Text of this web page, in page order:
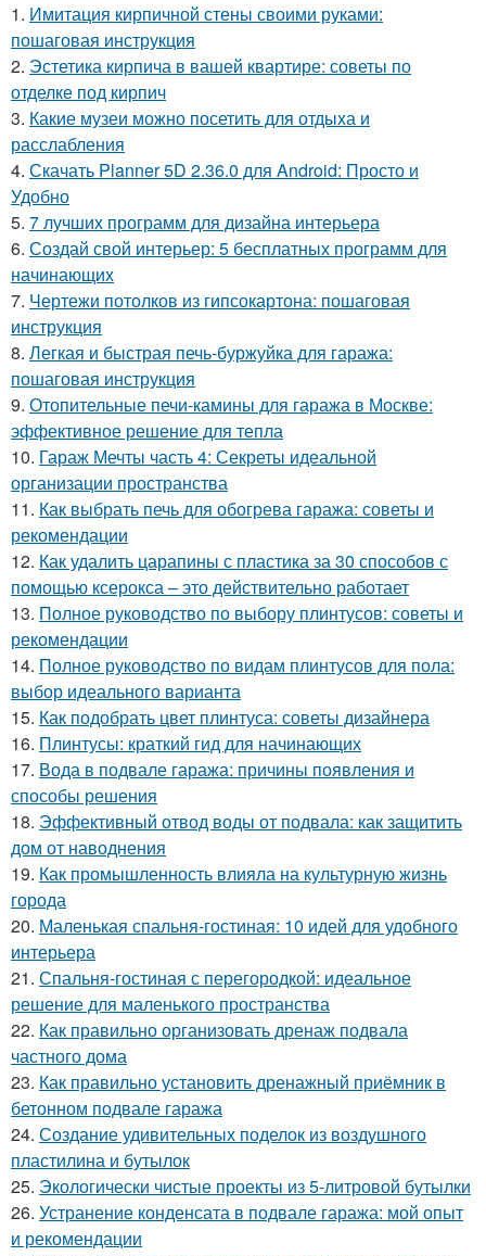
1. Имитация кирпичной стены своими руками:
пошаговая инструкция
2. Эстетика кирпича в вашей квартире: советы по
отделке под кирпич
3. Какие музеи можно посетить для отдыха и
расслабления
4. Скачать Planner 5D 2.36.0 для Android: Просто и
Удобно
5. 7 лучших программ для дизайна интерьера
6. Создай свой интерьер: 5 бесплатных программ для
начинающих
7. Чертежи потолков из гипсокартона: пошаговая
инструкция
8. Легкая и быстрая печь-буржуйка для гаража:
пошаговая инструкция
9. Отопительные печи-камины для гаража в Москве:
эффективное решение для тепла
10. Гараж Мечты часть 4: Секреты идеальной
организации пространства
11. Как выбрать печь для обогрева гаража: советы и
рекомендации
12. Как удалить царапины с пластика за 30 способов с
помощью ксерокса – это действительно работает
13. Полное руководство по выбору плинтусов: советы и
рекомендации
14. Полное руководство по видам плинтусов для пола:
выбор идеального варианта
15. Как подобрать цвет плинтуса: советы дизайнера
16. Плинтусы: краткий гид для начинающих
17. Вода в подвале гаража: причины появления и
способы решения
18. Эффективный отвод воды от подвала: как защитить
дом от наводнения
19. Как промышленность влияла на культурную жизнь
города
20. Маленькая спальня-гостиная: 10 идей для удобного
интерьера
21. Спальня-гостиная с перегородкой: идеальное
решение для маленького пространства
22. Как правильно организовать дренаж подвала
частного дома
23. Как правильно установить дренажный приёмник в
бетонном подвале гаража
24. Создание удивительных поделок из воздушного
пластилина и бутылок
25. Экологически чистые проекты из 5-литровой бутылки
26. Устранение конденсата в подвале гаража: мой опыт
и рекомендации